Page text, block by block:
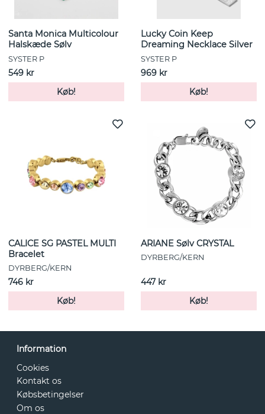
Santa Monica Multicolour
Halskæde Sølv
SYSTER P
549 kr
Køb!
Lucky Coin Keep
Dreaming Necklace Silver
SYSTER P
969 kr
Køb!
CALICE SG PASTEL MULTI
Bracelet
DYRBERG/KERN
746 kr
Køb!
ARIANE Sølv CRYSTAL
DYRBERG/KERN
447 kr
Køb!
Information
Cookies
Kontakt os
Købsbetingelser
Om os